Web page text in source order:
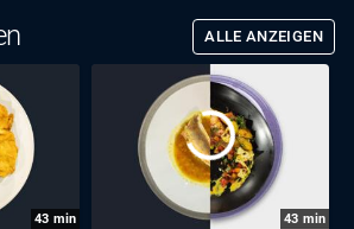
ALLE ANZEIGEN
43 min 43 min